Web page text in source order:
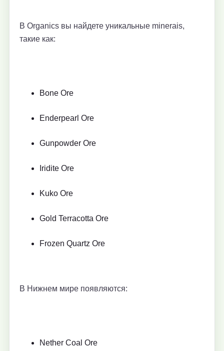
В Organics вы найдете уникальные minerais,
такие как:
Bone Ore
Enderpearl Ore
Gunpowder Ore
Iridite Ore
Kuko Ore
Gold Terracotta Ore
Frozen Quartz Ore
В Нижнем мире появляются:
Nether Coal Ore